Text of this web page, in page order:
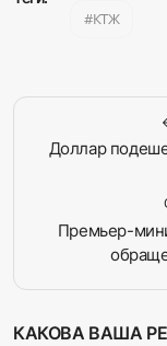
КТЖ
Доллар
Премьер-
КАКОВА ВАША